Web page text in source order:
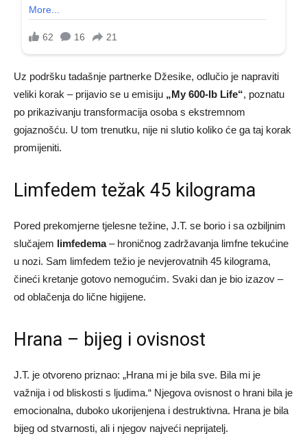
Uz podršku tadašnje partnerke Džesike, odlučio je napraviti
veliki korak – prijavio se u emisiju „My 600-lb Life“, poznatu
po prikazivanju transformacija osoba s ekstremnom
gojaznošću. U tom trenutku, nije ni slutio koliko će ga taj korak
promijeniti.
Limfedem težak 45 kilograma
Pored prekomjerne tjelesne težine, J.T. se borio i sa ozbiljnim
slučajem limfedema– hroničnog zadržavanja limfne tekućine
u nozi. Sam limfedem težio je nevjerovatnih 45 kilograma,
čineći kretanje gotovo nemogućim. Svaki dan je bio izazov –
od oblačenja do lične higijene.
Hrana – bijeg i ovisnost
J.T. je otvoreno priznao: „Hrana mi je bila sve. Bila mi je
važnija i od bliskosti s ljudima.“ Njegova ovisnost o hrani bila je
emocionalna, duboko ukorijenjena i destruktivna. Hrana je bila
bijeg od stvarnosti, ali i njegov najveći neprijatelj.